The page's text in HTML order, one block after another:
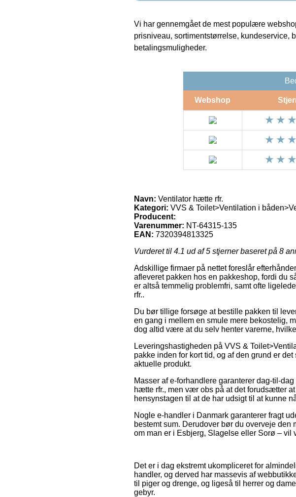
Vi har gennemgået de mest populære
prisniveau, sortimentstørrelse, kundeservice,
betalingsmuligheder.
Webshop
Navn: Ventilator hætte rfr.
Kategori: VVS & Toilet>Ventilation i
Producent:
Varenummer: NT-64315-135
EAN: 7320394813325
Vurderet til 4.1 ud af 5 stjerner baseret på 8
Adskillige firmaer på nettet foreslår
afleveret pakken hos en pakkeshop, fordi du
er altså temmelig problemfri, samt ofte
rfr..
Du bør tillige forsøge at bestille pakken til
en gang i mellem en smule mere bekostelig,
dog altid være at du selv henter varerne,
Leveringshastigheden på VVS &
pakke inden for kort tid, og af den grund er
aktuelle produkt.
Masser af e-forhandlere garanterer dag-til-
hætte rfr., men vær obs på at det forudsætter
hensynstagen til at de har udsigt til at kunne
Nogle e-handler i Danmark garanterer fragt
bestemt sum. Derudover bør du overveje
om man er i Esbjerg, Slagelse eller Sorø –
Det er i dag ekstremt ukompliceret for
handler, og derved har massevis af
til piger og drenge, og ligeså til herrer og
gebyr.